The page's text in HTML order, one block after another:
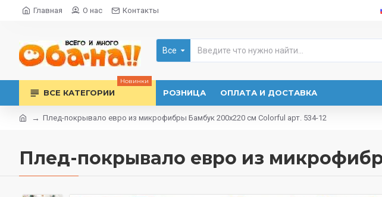
Главная О нас Контакты
Все
ВСЕ КАТЕГОРИИ
Новинки
РОЗНИЦА ОПЛАТА И ДОСТАВКА
Плед-покрывало евро из микрофибры Бамбук 200х220 см Colorful арт. 534-12
Плед-покрывало евро из